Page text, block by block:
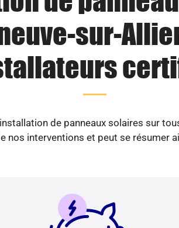
sur-
de panneaux solaires sur
nos interventions et peut se résumer